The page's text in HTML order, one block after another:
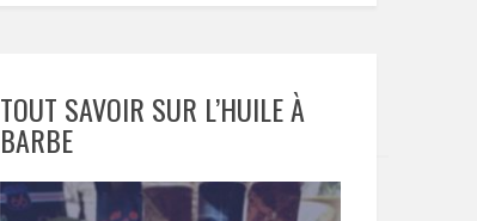
TOUT SAVOIR SUR L’HUILE À
BARBE